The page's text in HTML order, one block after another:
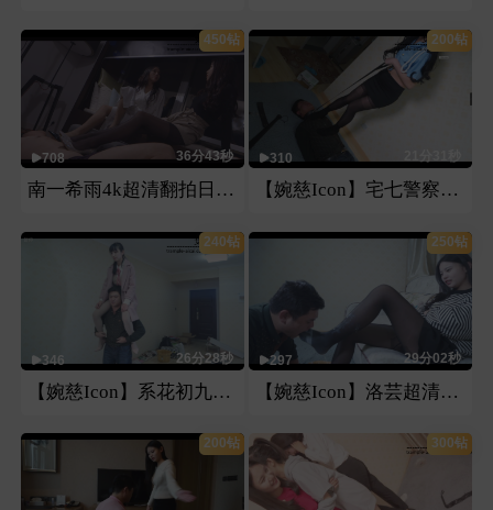
450钻
708 36分43秒
南一希雨4k超清翻拍日本番号片第二部
200钻
310
【婉慈Icon】宅七警察审犯人
240钻
346 26分28秒
【婉慈Icon】系花初九骑马骑脖子
250钻
297 29分02秒
【婉慈Icon】洛芸超清牛奶黑丝
200钻 300钻